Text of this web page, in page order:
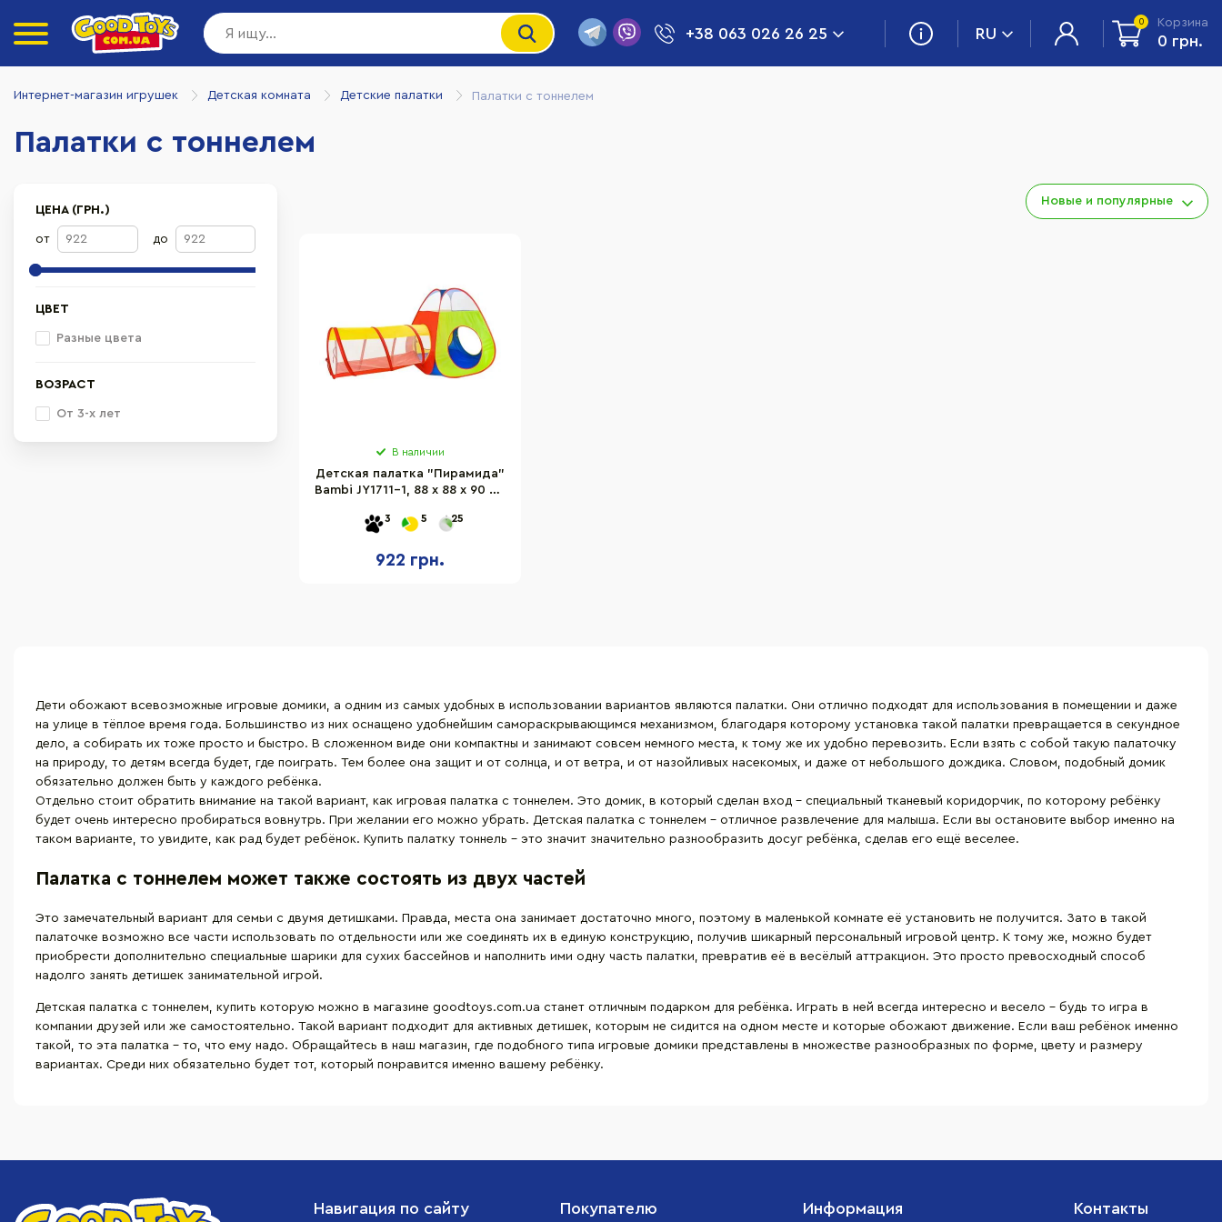
+38 063 026 26 25 RU
0 Корзина
0 грн.
Интернет-магазин игрушек Детская комната Детские палатки Палатки с тоннелем
Палатки с тоннелем
ЦЕНА (ГРН.)
от до
ЦВЕТ
Разные цвета
ВОЗРАСТ
От 3-х лет
Новые и популярные
В наличии
Детская палатка "Пирамида"
Bambi JY1711-1, 88 х 88 х 90 см
3 5 25
922 грн.
Дети обожают всевозможные игровые домики, а одним из самых удобных в использовании вариантов являются палатки. Они отлично подходят для использования в помещении и даже
на улице в тёплое время года. Большинство из них оснащено удобнейшим самораскрывающимся механизмом, благодаря которому установка такой палатки превращается в секундное
дело, а собирать их тоже просто и быстро. В сложенном виде они компактны и занимают совсем немного места, к тому же их удобно перевозить. Если взять с собой такую палаточку
на природу, то детям всегда будет, где поиграть. Тем более она защит и от солнца, и от ветра, и от назойливых насекомых, и даже от небольшого дождика. Словом, подобный домик
обязательно должен быть у каждого ребёнка.
Отдельно стоит обратить внимание на такой вариант, как игровая палатка с тоннелем. Это домик, в который сделан вход – специальный тканевый коридорчик, по которому ребёнку
будет очень интересно пробираться вовнутрь. При желании его можно убрать. Детская палатка с тоннелем – отличное развлечение для малыша. Если вы остановите выбор именно на
таком варианте, то увидите, как рад будет ребёнок. Купить палатку тоннель – это значит значительно разнообразить досуг ребёнка, сделав его ещё веселее.
Палатка с тоннелем может также состоять из двух частей
Это замечательный вариант для семьи с двумя детишками. Правда, места она занимает достаточно много, поэтому в маленькой комнате её установить не получится. Зато в такой
палаточке возможно все части использовать по отдельности или же соединять их в единую конструкцию, получив шикарный персональный игровой центр. К тому же, можно будет
приобрести дополнительно специальные шарики для сухих бассейнов и наполнить ими одну часть палатки, превратив её в весёлый аттракцион. Это просто превосходный способ
надолго занять детишек занимательной игрой.
Детская палатка с тоннелем, купить которую можно в магазине goodtoys.com.ua станет отличным подарком для ребёнка. Играть в ней всегда интересно и весело – будь то игра в
компании друзей или же самостоятельно. Такой вариант подходит для активных детишек, которым не сидится на одном месте и которые обожают движение. Если ваш ребёнок именно
такой, то эта палатка – то, что ему надо. Обращайтесь в наш магазин, где подобного типа игровые домики представлены в множестве разнообразных по форме, цвету и размеру
вариантах. Среди них обязательно будет тот, который понравится именно вашему ребёнку.
Навигация по сайту Покупателю Информация Контакты